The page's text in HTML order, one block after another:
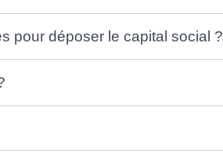
pour déposer le capital social ?